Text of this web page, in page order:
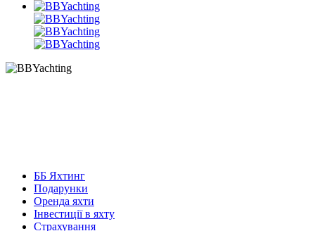
ББ Яхтинг
Подарунки
Оренда яхти
Інвестиції в яхту
Страхування